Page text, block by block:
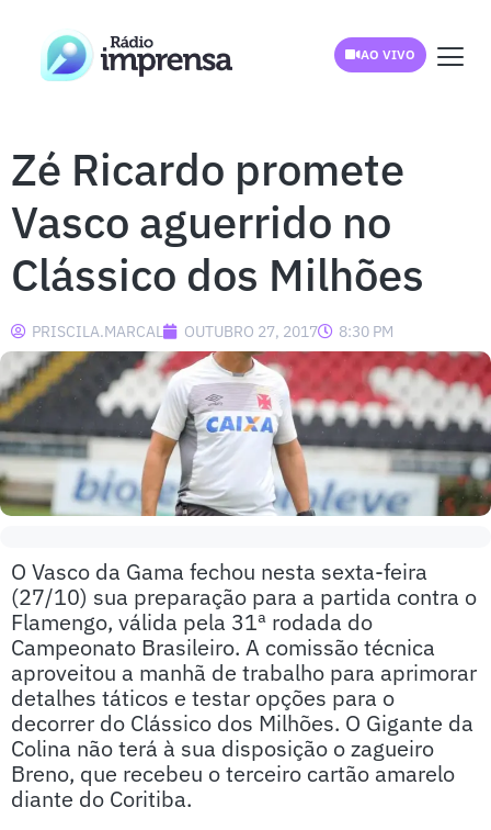
AO VIVO
Zé Ricardo promete
Vasco aguerrido no
Clássico dos Milhões
PRISCILA.MARCAL OUTUBRO 27, 2017 8:30 PM
O Vasco da Gama fechou nesta sexta-feira
(27/10) sua preparação para a partida contra o
Flamengo, válida pela 31ª rodada do
Campeonato Brasileiro. A comissão técnica
aproveitou a manhã de trabalho para aprimorar
detalhes táticos e testar opções para o
decorrer do Clássico dos Milhões. O Gigante da
Colina não terá à sua disposição o zagueiro
Breno, que recebeu o terceiro cartão amarelo
diante do Coritiba.